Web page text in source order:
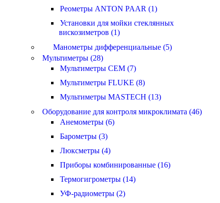
Реометры ANTON PAAR (1)
Установки для мойки стеклянных
вискозиметров (1)
Манометры дифференциальные (5)
Мультиметры (28)
Мультиметры CEM (7)
Мультиметры FLUKE (8)
Мультиметры MASTECH (13)
Оборудование для контроля микроклимата (46)
Анемометры (6)
Барометры (3)
Люксметры (4)
Приборы комбинированные (16)
Термогигрометры (14)
УФ-радиометры (2)